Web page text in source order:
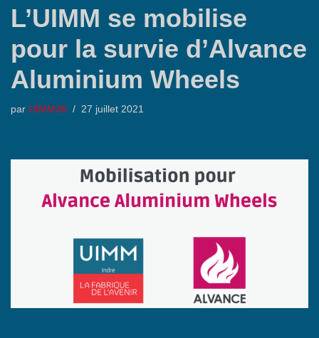
L’UIMM se mobilise
pour la survie d’Alvance
Aluminium Wheels
par UIMM36 27 juillet 2021